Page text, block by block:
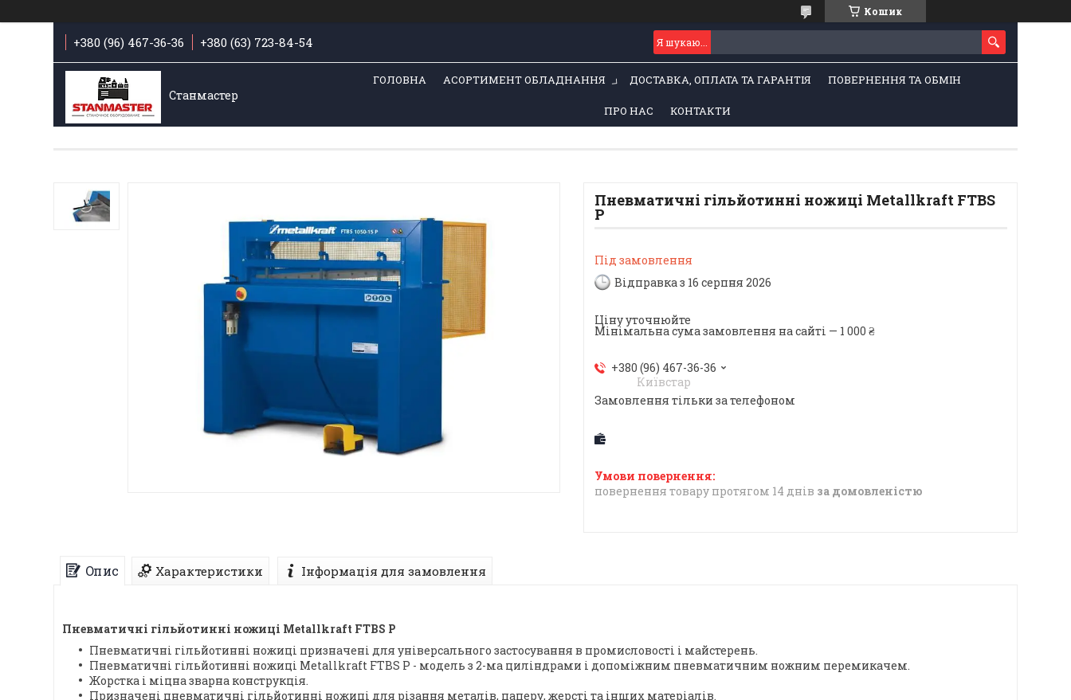
Кошик
+380 (96) 467-36-36 +380 (63) 723-84-54
Станмастер
ГОЛОВНА АСОРТИМЕНТ ОБЛАДНАННЯ ДОСТАВКА, ОПЛАТА ТА ГАРАНТІЯ ПОВЕРНЕННЯ ТА ОБМІН
ПРО НАС КОНТАКТИ
Пневматичні гільйотинні ножиці Metallkraft FTBS
P
Під замовлення
Відправка з 16 серпня 2026
Ціну уточнюйте
Мінімальна сума замовлення на сайті — 1 000 ₴
+380 (96) 467-36-36
Київстар
Замовлення тільки за телефоном
повернення товару протягом 14 днів за домовленістю
Опис Характеристики Інформація для замовлення
Пневматичні гільйотинні ножиці Metallkraft FTBS P
Пневматичні гільйотинні ножиці призначені для універсального застосування в промисловості і майстерень.
Пневматичні гільйотинні ножиці Metallkraft FTBS Р - модель з 2-ма циліндрами і допоміжним пневматичним ножним перемикачем.
Жорстка і міцна зварна конструкція.
Призначені пневматичні гільйотинні ножиці для різання металів, паперу, жерсті та інших матеріалів.